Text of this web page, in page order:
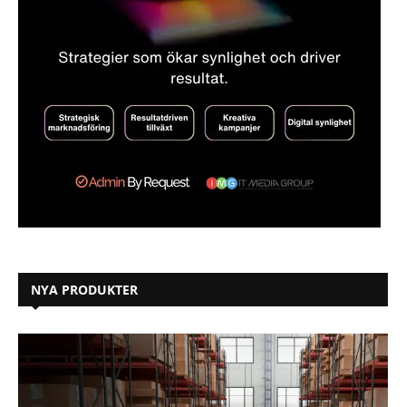
NYA PRODUKTER